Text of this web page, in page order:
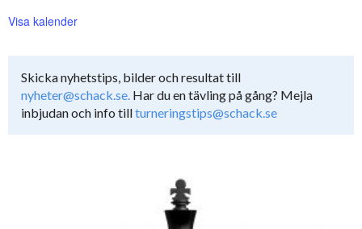
Visa kalender
Skicka nyhetstips, bilder och resultat till
nyheter@schack.se. Har du en tävling på gång? Mejla
inbjudan och info tillturneringstips@schack.se